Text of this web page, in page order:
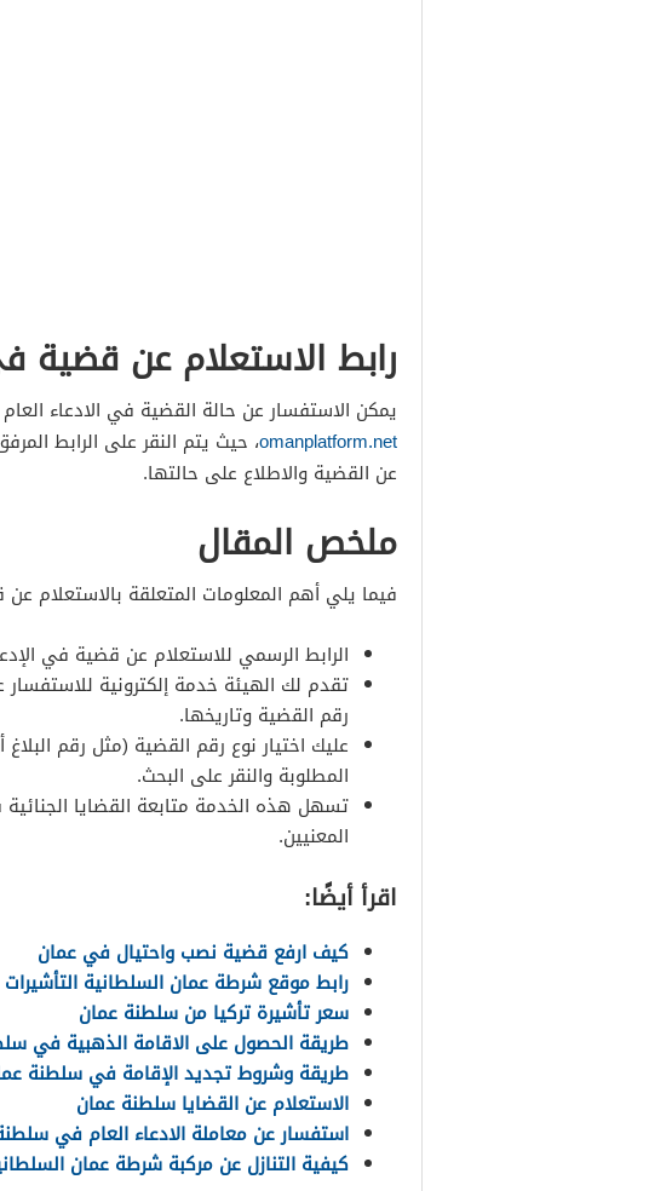
رابط الاستعلام عن قضية
يمكن الاستفسار عن حالة القضية في الادعاء العام
omanplatform.net، حيث يتم النقر على الرابط
عن القضية والاطلاع على حالتها.
ملخص المقال
فيما يلي أهم المعلومات المتعلقة بالاستعلام
الرابط الرسمي للاستعلام عن قضية في
تقدم لك الهيئة خدمة إلكترونية للاستفسار
رقم القضية وتاريخها.
عليك اختيار نوع رقم القضية (مثل رقم البلاغ
المطلوبة والنقر على البحث.
تسهل هذه الخدمة متابعة القضايا
المعنيين.
اقرأ أيضًا:
كيف ارفع قضية نصب واحتيال في عمان
رابط موقع شرطة عمان السلطانية التأشيرات
سعر تأشيرة تركيا من سلطنة عمان
طريقة الحصول على الاقامة الذهبية في
طريقة وشروط تجديد الإقامة في سلطنة
الاستعلام عن القضايا سلطنة عمان
استفسار عن معاملة الادعاء العام في
كيفية التنازل عن مركبة شرطة عمان